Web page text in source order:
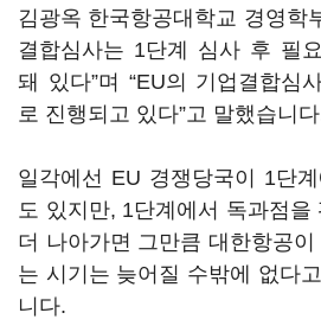
김광옥 한국항공대학교 경영학
결합심사는 1단계 심사 후 필
돼 있다”며 “EU의 기업결합심
로 진행되고 있다”고 말했습니
일각에선 EU 경쟁당국이 1단
도 있지만, 1단계에서 독과점을
더 나아가면 그만큼 대한항공
는 시기는 늦어질 수밖에 없다
니다.